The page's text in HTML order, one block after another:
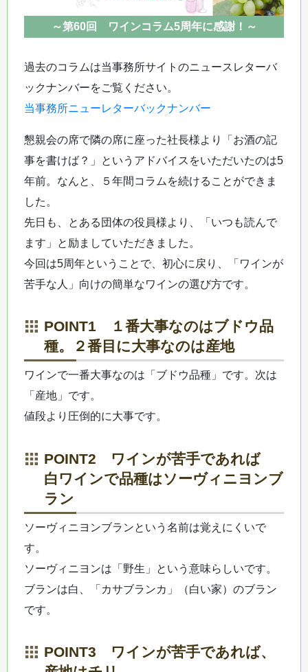
～第60回 ワインコラム5周年に感謝！～
過去のコラムは当事務所サイトのニュースレターバ
ックナンバーをご覧ください。
当事務所ニューレターバックナンバー
懇親会の席で隣の席に座った社長様より「お酒の記
事を書けば？」というアドバイスをいただいたのは5
年前。なんと、５年間コラムを続けることができま
した。
先日も、とある団体の役員様より、「いつも読んで
ます」と励ましていただきました。
今回は5周年ということで、初心に戻り、「ワインが
苦手な人」向けの簡単なワインの選び方です。
POINT1 １番大事なのはブドウ品
種。２番目に大事なのは産地
ワインで一番大事なのは「ブドウ品種」です。次は
「産地」です。
値段より圧倒的に大事です。
POINT2 ワインが苦手であれば
白ワインで品種はソーヴィニヨンブ
ラン
ソーヴィニヨンブランという名前は覚えにくいで
す。
ソーヴィニヨンは「野生」という意味らしいです。
ブランは白、「カサブランカ」（白い家）のブラン
です。
POINT3 ワインが苦手であれば、